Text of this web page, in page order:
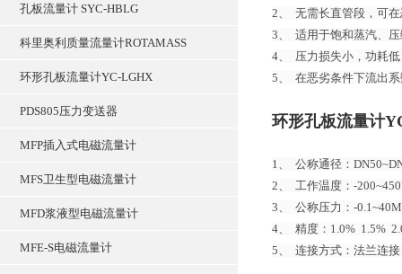
孔板流量计 SYC-HBLG
科里奥利质量流量计ROTAMASS
环形孔板流量计YC-LGHX
PDS805压力变送器
MFP插入式电磁流量计
MFS卫生型电磁流量计
MFD浆液型电磁流量计
MFE-S电磁流量计
2、 无需长直管段，可
3、 适用于饱和蒸汽、
4、 压力损失小，功耗
5、 在恶劣条件下流出
环形孔板流量计
1、 公称通径：
2、 工作温度：-
3、 公称压力：-
4、 精度：1.0% 1.5%
5、 连接方式：法兰连